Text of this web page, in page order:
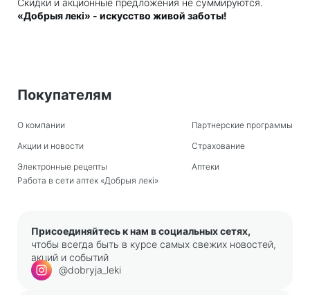
Скидки и акционные предложения не суммируются.
«Добрыя лекi» - искусство живой заботы!
Покупателям
О компании
Акции и новости
Электронные рецепты
Партнерские программы
Страхование
Аптеки
Работа в сети аптек «Добрыя лекi»
Присоединяйтесь к нам в социальных сетях,
чтобы всегда быть в курсе самых свежих новостей,
акций и событий
@dobryja_leki